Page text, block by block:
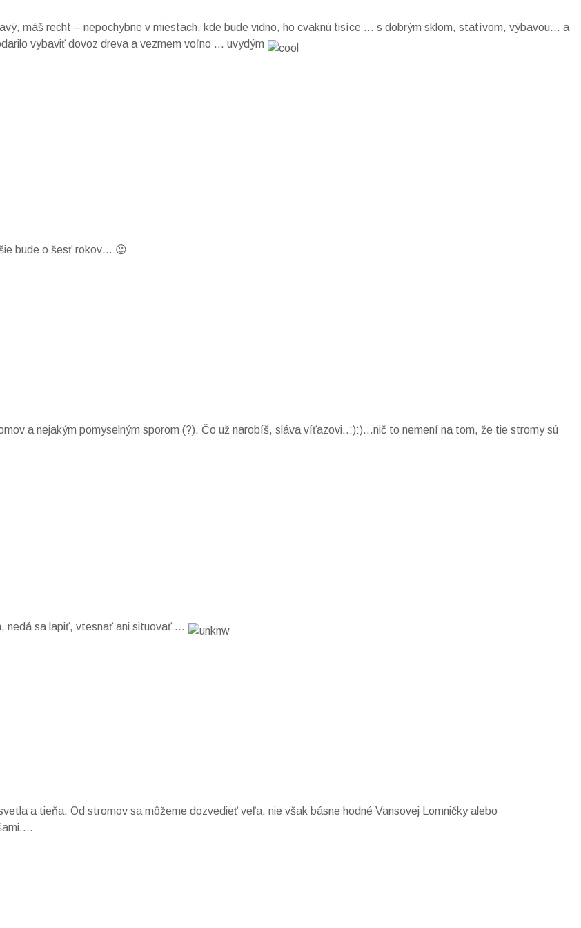
máš recht – nepochybne v miestach, kde bude vidno, ho cvaknú tisíce … s dobrým sklom, statívom, výbavou… a
vybaviť dovoz dreva a vezmem voľno … uvydým
bude o šesť rokov… 😉
a nejakým pomyselným sporom (?). Čo už narobíš, sláva víťazovi..:):)…nič to nemení na tom, že tie stromy sú
nedá sa lapiť, vtesnať ani situovať …
a tieňa. Od stromov sa môžeme dozvedieť veľa, nie však básne hodné Vansovej Lomničky alebo